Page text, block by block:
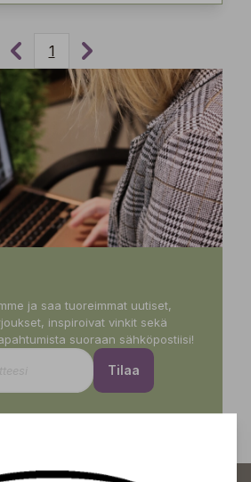
1
ja saa tuoreimmat uutiset,
inspiroivat vinkit sekä
suoraan sähköpostiisi!
Tilaa